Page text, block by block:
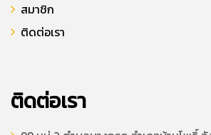
สมาชิก
ติดต่อเรา
ติดต่อเรา